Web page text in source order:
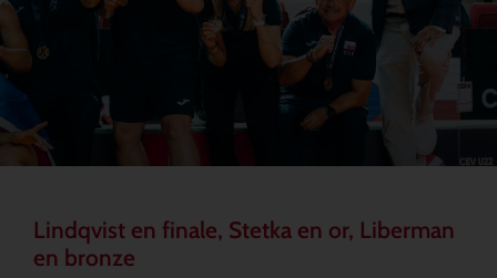
Lindqvist en finale, Stetka en or, Liberman
en bronze